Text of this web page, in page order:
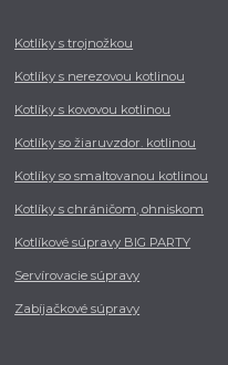
Kotlíky s trojnožkou
Kotlíky s nerezovou kotlinou
Kotlíky s kovovou kotlinou
Kotlíky so žiaruvzdor. kotlinou
Kotlíky so smaltovanou kotlinou
Kotlíky s chráničom, ohniskom
Kotlíkové súpravy BIG PARTY
Servírovacie súpravy
Zabíjačkové súpravy